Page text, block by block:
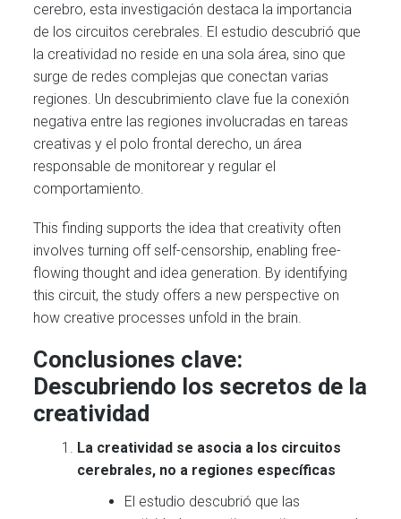
cerebro, esta investigación destaca la importancia
de los circuitos cerebrales. El estudio descubrió que
la creatividad no reside en una sola área, sino que
surge de redes complejas que conectan varias
regiones. Un descubrimiento clave fue la conexión
negativa entre las regiones involucradas en tareas
creativas y el polo frontal derecho, un área
responsable de monitorear y regular el
comportamiento.
This finding supports the idea that creativity often
involves turning off self-censorship, enabling free-
flowing thought and idea generation. By identifying
this circuit, the study offers a new perspective on
how creative processes unfold in the brain.
Conclusiones clave:
Descubriendo los secretos de la
creatividad
La creatividad se asocia a los circuitos
cerebrales, no a regiones específicas
El estudio descubrió que las